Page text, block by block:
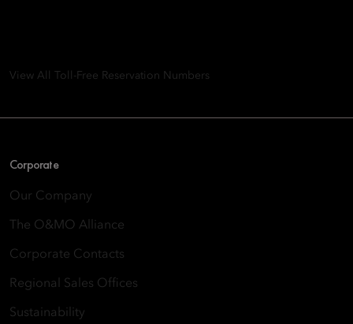
View All Toll-Free Reservation Numbers
Corporate
Our Company
The O&MO Alliance
Corporate Contacts
Regional Sales Offices
Sustainability